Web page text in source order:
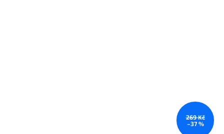
269 Kč
–37 %